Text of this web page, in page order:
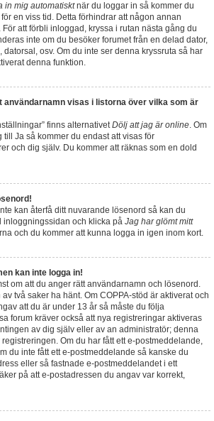
in mig automatisktnär du loggar in så kommer du
en viss tid. Detta förhindrar att någon annan
att förbli inloggad, kryssa i rutan nästa gång du
inte om du besöker forumet från en delad dator,
datorsal, osv. Om du inte ser denna kryssruta så har
denna funktion.
användarnamn visas i listorna över vilka som är
finns alternativetDölj att jag är online. Om
till Ja så kommer du endast att visas för
och dig själv. Du kommer att räknas som en dold
kan återfå ditt nuvarande lösenord så kan du
inloggningssidan och klicka på Jag har glömt mitt
och du kommer att kunna logga in igen inom kort.
kan inte logga in!
om att du anger rätt användarnamn och lösenord.
två saker ha hänt. Om COPPA-stöd är aktiverat och
att du är under 13 år så måste du följa
forum kräver också att nya registreringar aktiveras
av dig själv eller av an administratör; denna
Om du har fått ett e-postmeddelande,
du inte fått ett e-postmeddelande så kanske du
eller så fastnade e-postmeddelandet i ett
på att e-postadressen du angav var korrekt,